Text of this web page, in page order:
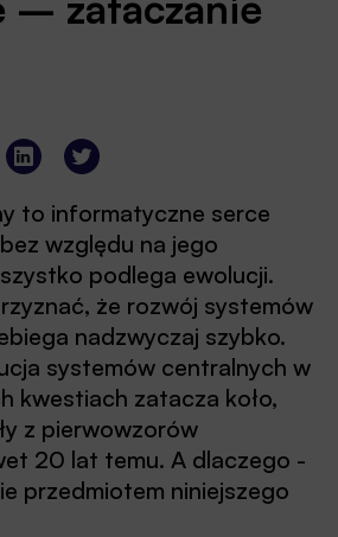
to informatyczne serce
względu na jego
podlega ewolucji.
że rozwój systemów
nadzwyczaj szybko.
systemów centralnych w
kwestiach zatacza koło,
z pierwowzorów
20 lat temu. A dlaczego -
przedmiotem niniejszego